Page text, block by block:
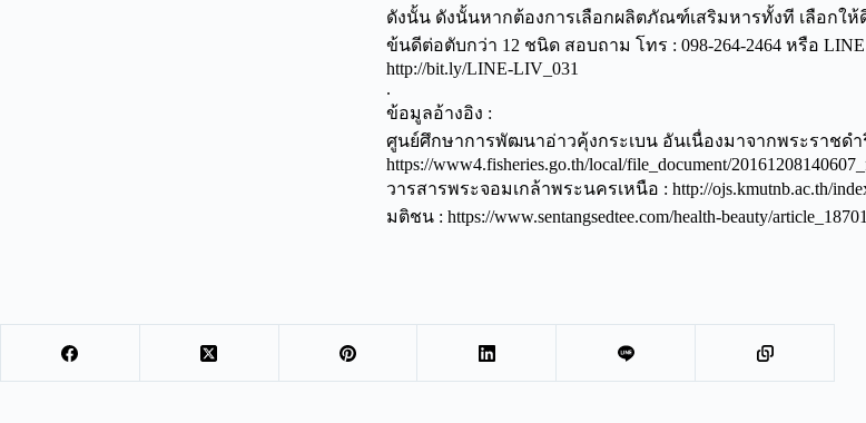
ดังนั้น ดังนั้นหากต้องการเลือกผลิตภัณฑ์เสริมหารทั้งที เลือกให้
ข้นดีต่อตับกว่า 12 ชนิด สอบถาม โทร : 098-264-2464 หรือ LINE
http://bit.ly/LINE-LIV_031
.
ข้อมูลอ้างอิง :
ศูนย์ศึกษาการพัฒนาอ่าวคุ้งกระเบน อันเนื่องมาจากพระราชดํ
https://www4.fisheries.go.th/local/file_document/
วารสารพระจอมเกล้าพระนครเหนือ : http://ojs.kmutnb.ac.th/
มติชน : https://www.sentangsedtee.com/health-beauty/